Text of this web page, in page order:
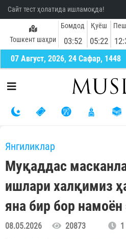
Сайт тест ҳолатида ишламоқда!
Тошкент шаҳри
Бомдод
03:52
Қуёш
05:22
07 Август, 2026, 24 Сафар, 1448
Янгиликлар
Муқаддас
ишлари халқимиз
яна бир бор намоён
08.05.2026 20873